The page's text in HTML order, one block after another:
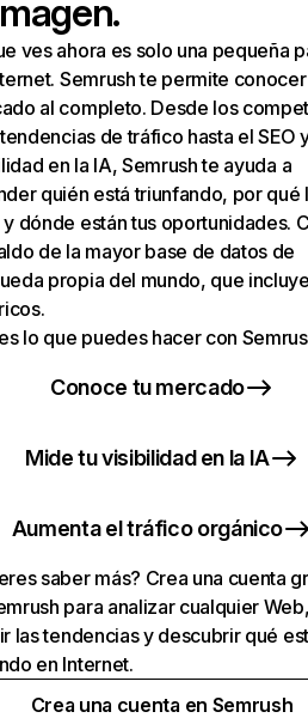
ves ahora es solo una pequeña
Semrush te permite
al completo. Desde los
de tráfico hasta el SEO
en la IA, Semrush te ayuda a
quién está triunfando, por qué
y dónde están tus oportunidades.
de la mayor base de datos de
propia del mundo, que
lo que puedes hacer con
Conoce tu mercado
Mide tu visibilidad en la IA
Aumenta el tráfico orgánico
saber más? Crea una cuenta
para analizar cualquier
las tendencias y descubrir qué
en Internet.
Crea una cuenta en Semrush